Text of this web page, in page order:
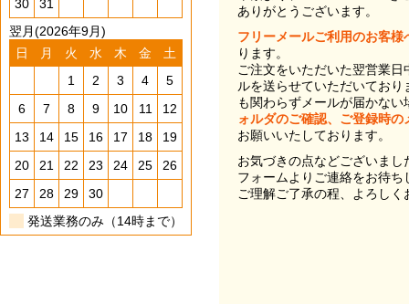
30
31
翌月(2026年9月)
日
月 火 水 木 金
土
1
2 3 4
5
6
7 8 9 10 11
12
13
14 15 16 17 18
19
20
21 22 23 24 25
26
27
28 29
30
発送業務のみ（14時まで）
ありがとうございます。
フリーメールご利用のお客様
ります。
ご注文をいただいた翌営業
ルを送らせていただいてお
も関わらずメールが届かない
ォルダのご確認、ご登録時
お願いいたしております。
お気づきの点などございま
フォームよりご連絡をお待ち
ご理解ご了承の程、よろし